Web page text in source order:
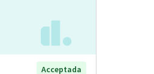
Acceptada